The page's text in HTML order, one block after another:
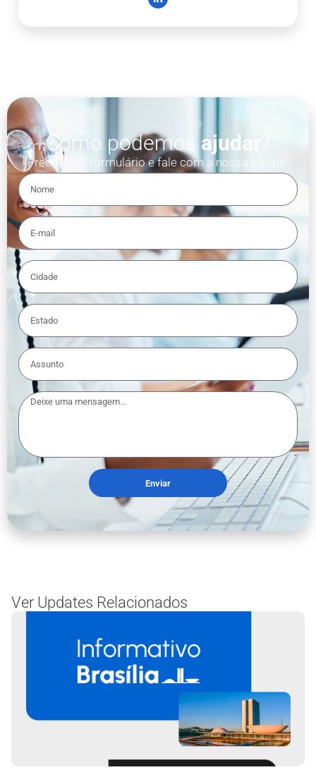
Como podemos ajudar
Preencha o formulário e fale com a nossa equipe.
Enviar
Ver Updates Relacionados